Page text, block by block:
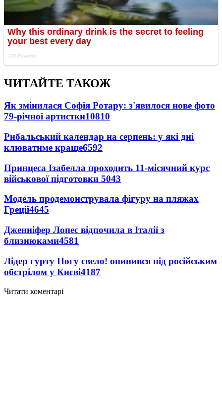
ЧИТАЙТЕ ТАКОЖ
Як змінилася Софія Ротару: з'явилося нове фото
79-річної артистки10810
Рибальський календар на серпень: у які дні
клюватиме краще6592
Принцеса Ізабелла проходить 11-місячний курс
військової підготовки 5043
Модель продемонструвала фігуру на пляжах
Греції4645
Дженніфер Лопес відпочила в Італії з
близнюками4581
Лідер гурту Ногу свело! опинився під російським
обстрілом у Києві4187
Читати коментарі